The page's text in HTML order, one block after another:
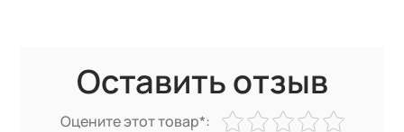
Оставить отзыв
Оцените этот товар*: